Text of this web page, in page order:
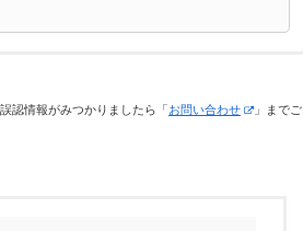
認情報がみつかりましたら「 お問い合わせ 」までご